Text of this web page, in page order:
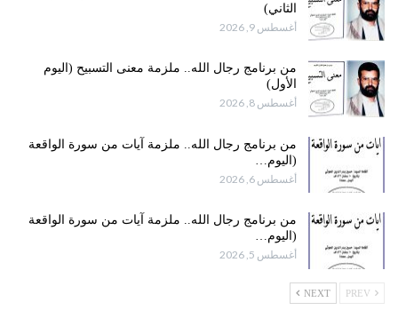
الثاني)
أغسطس 9, 2026
من برنامج رجال الله.. ملزمة معنى التسبيح (اليوم
الأول)
أغسطس 8, 2026
من برنامج رجال الله.. ملزمة آيات من سورة الواقعة
(اليوم…
أغسطس 6, 2026
من برنامج رجال الله.. ملزمة آيات من سورة الواقعة
(اليوم…
أغسطس 5, 2026
NEXT